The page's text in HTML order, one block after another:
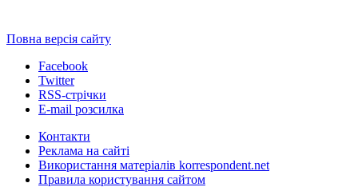
Повна версія сайту
Facebook
Twitter
RSS-стрічки
E-mail розсилка
Контакти
Реклама на сайті
Використання матеріалів korrespondent.net
Правила користування сайтом